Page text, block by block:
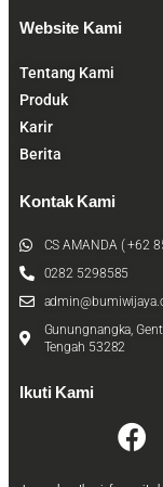
Website Kami
Tentang Kami
Produk
Karir
Berita
Kontak Kami
CS AMANDA ( +62
0282 5298585
Gunungnangka,
Tengah 53282
Ikuti Kami